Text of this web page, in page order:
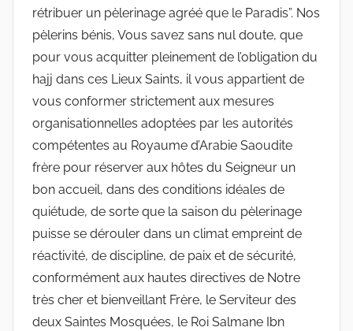
rétribuer un pèlerinage agréé que le Paradis”. Nos
pèlerins bénis, Vous savez sans nul doute, que
pour vous acquitter pleinement de l’obligation du
hajj dans ces Lieux Saints, il vous appartient de
vous conformer strictement aux mesures
organisationnelles adoptées par les autorités
compétentes au Royaume d’Arabie Saoudite
frère pour réserver aux hôtes du Seigneur un
bon accueil, dans des conditions idéales de
quiétude, de sorte que la saison du pèlerinage
puisse se dérouler dans un climat empreint de
réactivité, de discipline, de paix et de sécurité,
conformément aux hautes directives de Notre
très cher et bienveillant Frère, le Serviteur des
deux Saintes Mosquées, le Roi Salmane Ibn